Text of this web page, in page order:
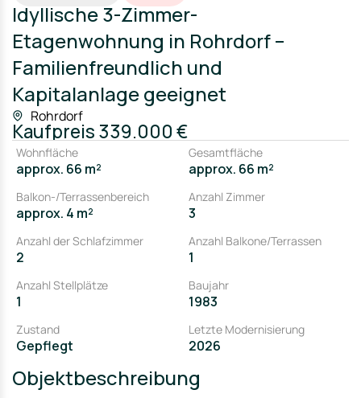
Idyllische 3-Zimmer-
Etagenwohnung in Rohrdorf –
Familienfreundlich und
Kapitalanlage geeignet
Rohrdorf
Kaufpreis339.000 €
Wohnfläche
approx. 66 m²
Gesamtfläche
approx. 66 m²
Balkon-/Terrassenbereich
approx. 4 m²
Anzahl Zimmer
3
Anzahl der Schlafzimmer
2
Anzahl Balkone/Terrassen
1
Anzahl Stellplätze
1
Baujahr
1983
Zustand
Gepflegt
Letzte Modernisierung
2026
Objektbeschreibung